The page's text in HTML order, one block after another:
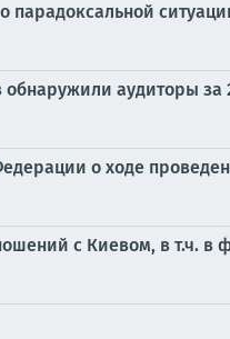
аудиторы за
о ходе
с Киевом, в т.ч. в